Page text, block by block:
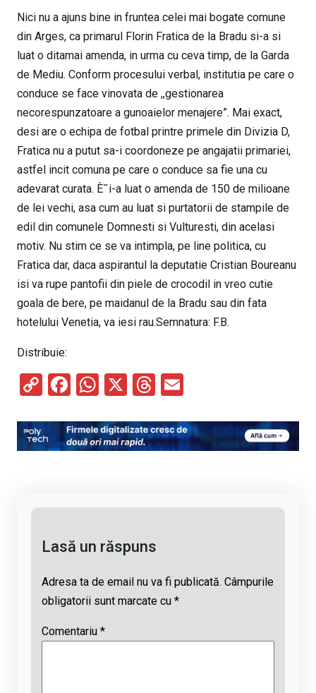
Nici nu a ajuns bine in fruntea celei mai bogate comune
din Arges, ca primarul Florin Fratica de la Bradu si-a si
luat o ditamai amenda, in urma cu ceva timp, de la Garda
de Mediu. Conform procesului verbal, institutia pe care o
conduce se face vinovata de ,,gestionarea
necorespunzatoare a gunoaielor menajere”. Mai exact,
desi are o echipa de fotbal printre primele din Divizia D,
Fratica nu a putut sa-i coordoneze pe angajatii primariei,
astfel incit comuna pe care o conduce sa fie una cu
adevarat curata. È˜i-a luat o amenda de 150 de milioane
de lei vechi, asa cum au luat si purtatorii de stampile de
edil din comunele Domnesti si Vulturesti, din acelasi
motiv. Nu stim ce se va intimpla, pe line politica, cu
Fratica dar, daca aspirantul la deputatie Cristian Boureanu
isi va rupe pantofii din piele de crocodil in vreo cutie
goala de bere, pe maidanul de la Bradu sau din fata
hotelului Venetia, va iesi rau.Semnatura: F.B.
Distribuie:
C
py
Li
F
ce
b
W
at
s
X
T
e
a
ail
Lasă un răspuns
Adresa ta de email nu va fi publicată. Câmpurile
obligatorii sunt marcate cu *
Comentariu *